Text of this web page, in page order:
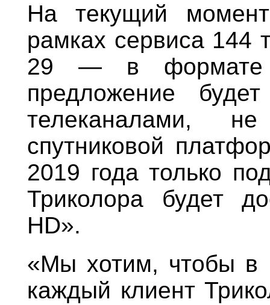
На текущий
рамках сервиса 144
29 — в формате
предложение
телеканалами,
спутниковой
2019 года только
Триколора будет
HD».
«Мы хотим, чтобы в
каждый клиент